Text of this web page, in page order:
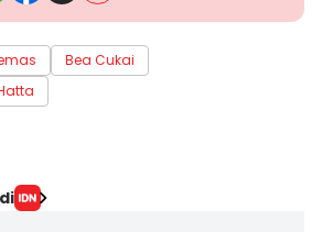
Bea Cukai